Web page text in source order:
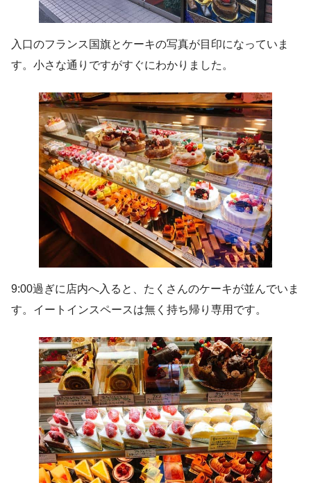
入口のフランス国旗とケーキの写真が目印になっていま
す。小さな通りですがすぐにわかりました。
9:00過ぎに店内へ入ると、たくさんのケーキが並んでいま
す。イートインスペースは無く持ち帰り専用です。